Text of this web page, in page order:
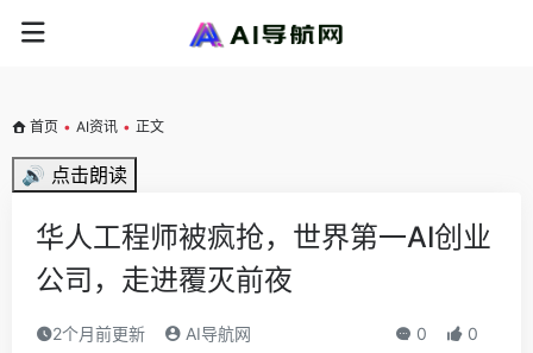
首页 • AI资讯 • 正文
🔊 点击朗读
华人工程师被疯抢，世界第一AI创业
公司，走进覆灭前夜
2个月前更新 AI导航网 0 0